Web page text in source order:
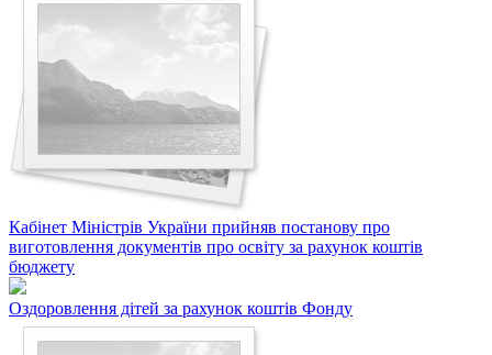
Кабінет Міністрів України прийняв постанову про
виготовлення документів про освіту за рахунок коштів
бюджету
Оздоровлення дітей за рахунок коштів Фонду